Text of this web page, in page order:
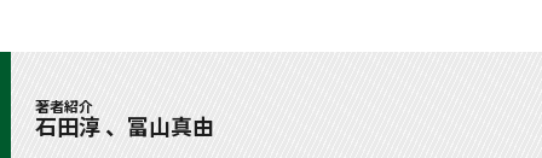
著者紹介
石田淳 、冨山真由